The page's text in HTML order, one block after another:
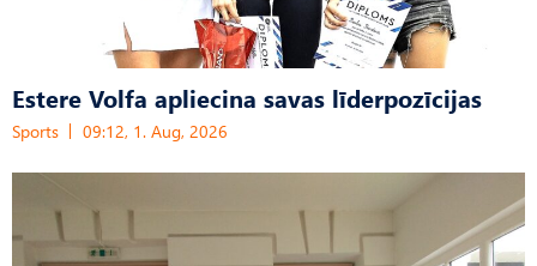
Estere Volfa apliecina savas līderpozīcijas
Sports 09:12, 1. Aug, 2026